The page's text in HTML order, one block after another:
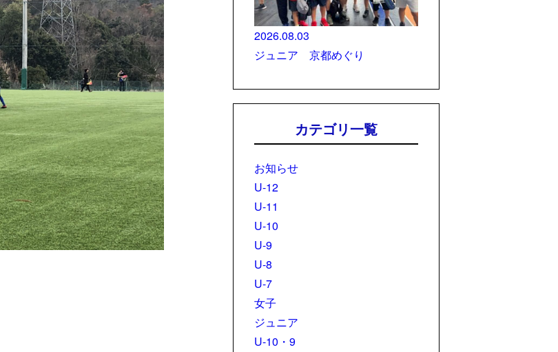
2026.08.03
ジュニア 京都めぐり
カテゴリ一覧
お知らせ
U-12
U-11
U-10
U-9
U-8
U-7
女子
ジュニア
U-10・9